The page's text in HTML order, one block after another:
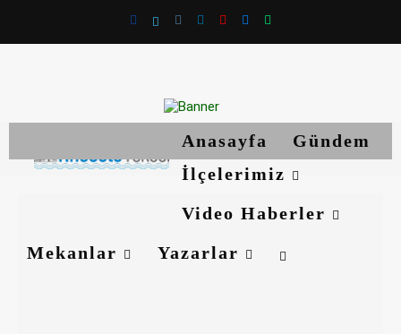
Anasayfa
Gündem
İlçelerimiz
Video Haberler
Mekanlar
Yazarlar